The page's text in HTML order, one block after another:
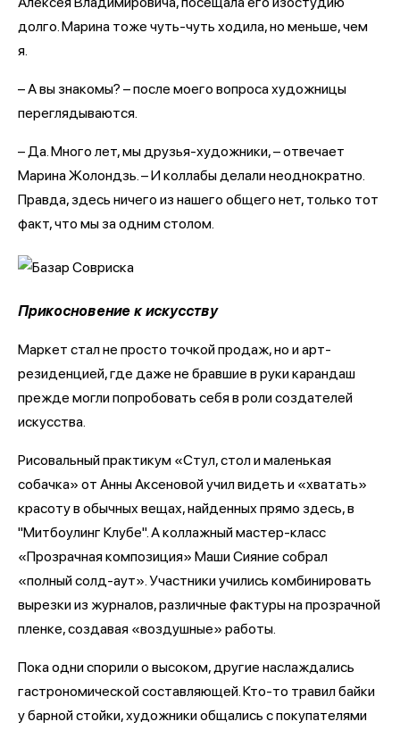
долго. Марина тоже чуть-чуть ходила, но меньше, чем
я.
– А вы знакомы? – после моего вопроса художницы
переглядываются.
– Да. Много лет, мы друзья-художники, – отвечает
Марина Жолондзь. – И коллабы делали неоднократно.
Правда, здесь ничего из нашего общего нет, только тот
факт, что мы за одним столом.
Прикосновение к искусству
Маркет стал не просто точкой продаж, но и арт-
резиденцией, где даже не бравшие в руки карандаш
прежде могли попробовать себя в роли создателей
искусства.
Рисовальный практикум «Стул, стол и маленькая
собачка» от Анны Аксеновой учил видеть и «хватать»
красоту в обычных вещах, найденных прямо здесь, в
"Митбоулинг Клубе". А коллажный мастер-класс
«Прозрачная композиция» Маши Сияние собрал
«полный солд-аут». Участники учились комбинировать
вырезки из журналов, различные фактуры на прозрачной
пленке, создавая «воздушные» работы.
Пока одни спорили о высоком, другие наслаждались
гастрономической составляющей. Кто-то травил байки
у барной стойки, художники общались с покупателями